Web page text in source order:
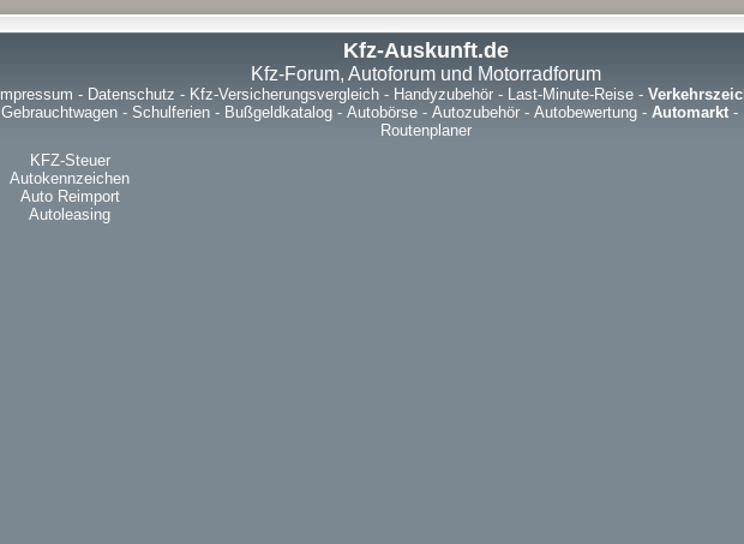
Kfz-Auskunft.de
Kfz-Forum, Autoforum und Motorradforum
Impressum - Datenschutz - Kfz-Versicherungsvergleich- Handyzubehör- Last-Minute-Reise-
Gebrauchtwagen - Schulferien - Bußgeldkatalog - Autobörse - Autozubehör - Autobewertung - Automarkt -
Routenplaner
KFZ-Steuer
Autokennzeichen
Auto Reimport
Autoleasing